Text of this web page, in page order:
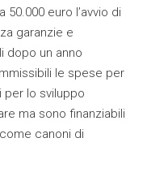
euro l’avvio di
garanzie e
dopo un anno
le spese per
per lo sviluppo
ma sono finanziabili
canoni di